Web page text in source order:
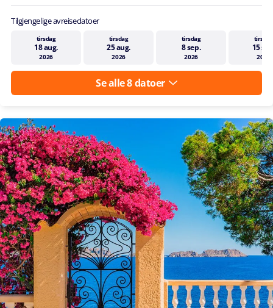
Tilgjengelige avreisedatoer
tirsdag
18 aug.
2026
tirsdag
25 aug.
2026
tirsdag
8 sep.
2026
tirsdag
15
2026
Se alle 8 datoer